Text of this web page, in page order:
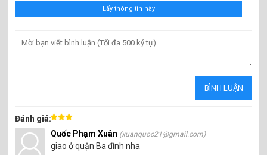
Đánh giá:
Quốc Phạm Xuân (xuanquoc21@gmail.com)
giao ở quận Ba đình nha